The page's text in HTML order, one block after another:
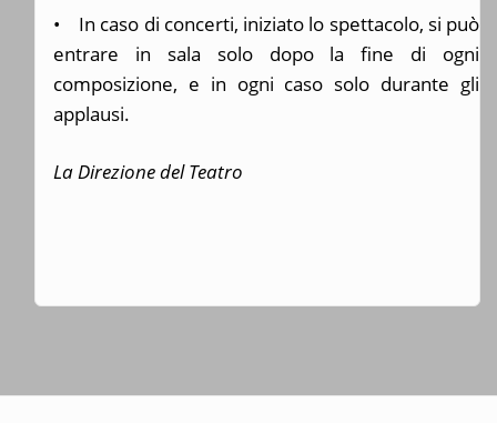
• In caso di concerti, iniziato lo spettacolo, si può
entrare in sala solo dopo la fine di ogni
composizione, e in ogni caso solo durante gli
applausi.
La Direzione del Teatro